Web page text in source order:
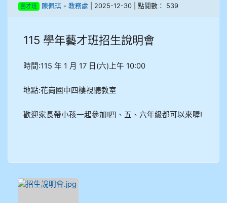
909林柏翰
909林玉楓
909林朝智
910謝尚橙
910溫婕伶
911王祉傑
藝才班 陳佩琪- 教務處 | 2025-12-30 | 點閱數： 539
115 學年藝才班招生說明會
時間:115 年 1 月 17 日(六)上午 10:00
地點:花崗國中四樓視聽教室
歡迎家長帶小孩一起參加!四、五、六年級都可以來喔!